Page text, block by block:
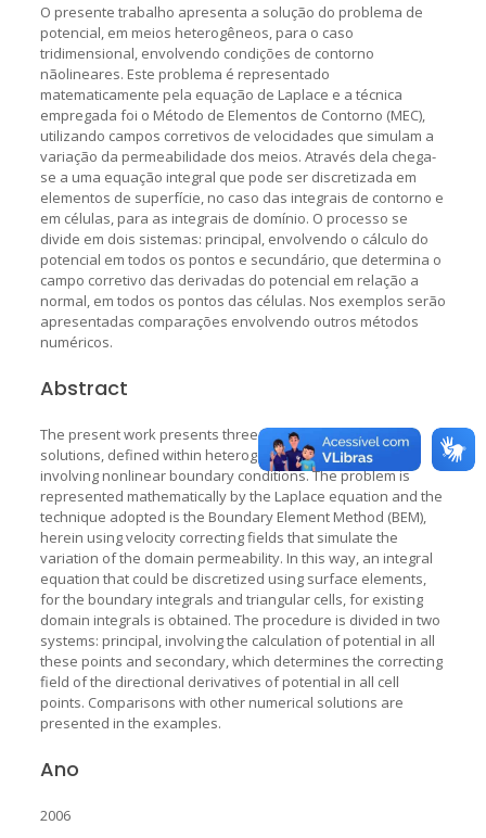
O presente trabalho apresenta a solução do problema de
potencial, em meios heterogêneos, para o caso
tridimensional, envolvendo condições de contorno
nãolineares. Este problema é representado
matematicamente pela equação de Laplace e a técnica
empregada foi o Método de Elementos de Contorno (MEC),
utilizando campos corretivos de velocidades que simulam a
variação da permeabilidade dos meios. Através dela chega-
se a uma equação integral que pode ser discretizada em
elementos de superfície, no caso das integrais de contorno e
em células, para as integrais de domínio. O processo se
divide em dois sistemas: principal, envolvendo o cálculo do
potencial em todos os pontos e secundário, que determina o
campo corretivo das derivadas do potencial em relação a
normal, em todos os pontos das células. Nos exemplos serão
apresentadas comparações envolvendo outros métodos
numéricos.
Abstract
The present work presents three-dimensional potential
solutions, defined within heterogeneous surroundings,
involving nonlinear boundary conditions. The problem is
represented mathematically by the Laplace equation and the
technique adopted is the Boundary Element Method (BEM),
herein using velocity correcting fields that simulate the
variation of the domain permeability. In this way, an integral
equation that could be discretized using surface elements,
for the boundary integrals and triangular cells, for existing
domain integrals is obtained. The procedure is divided in two
systems: principal, involving the calculation of potential in all
these points and secondary, which determines the correcting
field of the directional derivatives of potential in all cell
points. Comparisons with other numerical solutions are
presented in the examples.
Ano
2006